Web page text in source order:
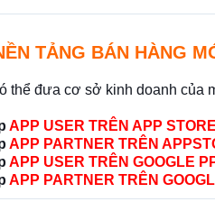
TẢNG BÁN HÀNG
thể đưa cơ sở kinh doanh của
APP USER TRÊN APP STORE
APP PARTNER TRÊN
APP USER TRÊN GOOGLE
APP PARTNER TRÊN